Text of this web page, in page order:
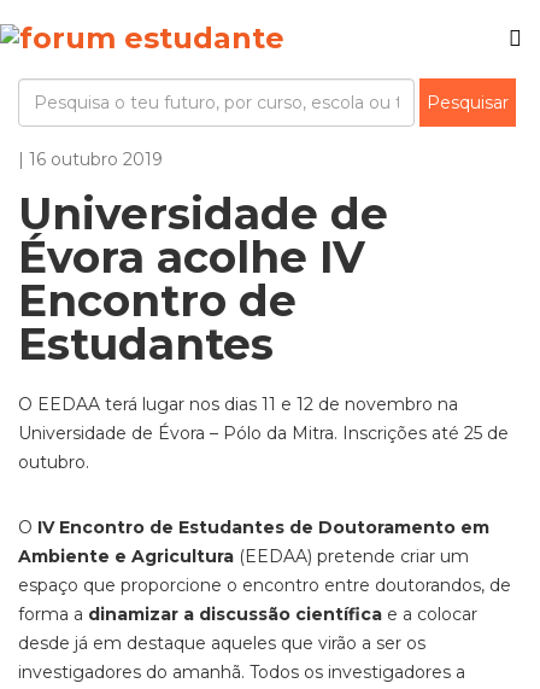
| 16 outubro 2019
Universidade de
Évora acolhe IV
Encontro de
Estudantes
O EEDAA terá lugar nos dias 11 e 12 de novembro na
Universidade de Évora – Pólo da Mitra. Inscrições até 25 de
outubro.
O IV Encontro de Estudantes de Doutoramento em
Ambiente e Agricultura (EEDAA) pretende criar um
espaço que proporcione o encontro entre doutorandos, de
forma a dinamizar a discussão científica e a colocar
desde já em destaque aqueles que virão a ser os
investigadores do amanhã. Todos os investigadores a